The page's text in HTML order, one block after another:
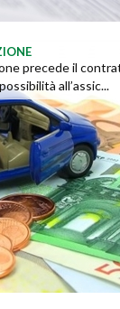
precede il
all’assic...